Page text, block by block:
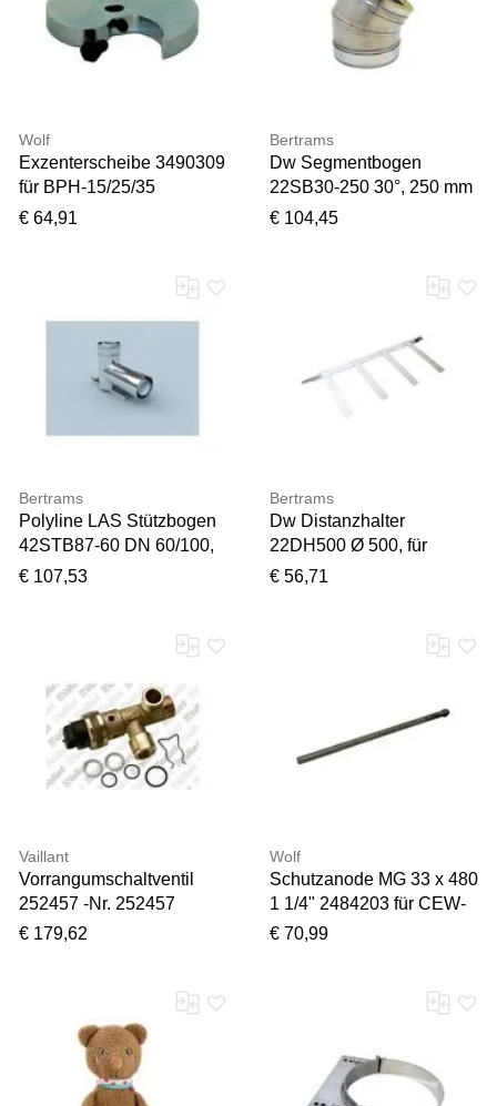
Wolf
Exzenterscheibe 3490309
für BPH-15/25/35
€ 64,91
Bertrams
Dw Segmentbogen
22SB30-250 30°, 250 mm
€ 104,45
Bertrams
Polyline LAS Stützbogen
42STB87-60 DN 60/100,
für Schachtmontage,
€ 107,53
Bertrams
Dw Distanzhalter
22DH500 Ø 500, für
Hausschornsteine
€ 56,71
Vaillant
Vorrangumschaltventil
252457 -Nr. 252457
€ 179,62
Wolf
Schutzanode MG 33 x 480
1 1/4" 2484203 für CEW-
1-200
€ 70,99